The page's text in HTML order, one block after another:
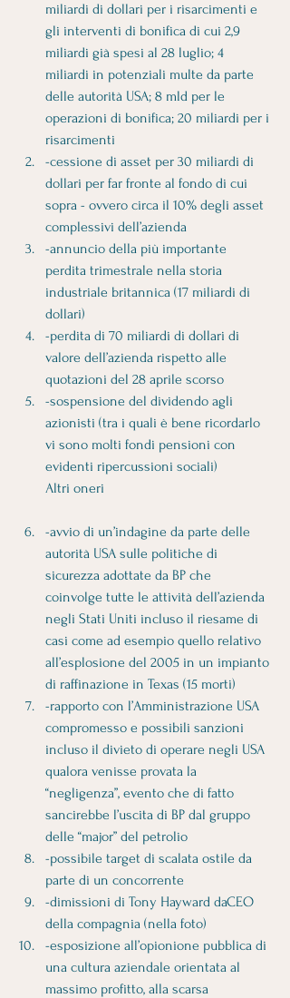
miliardi di dollari per i risarcimenti e
gli interventi di bonifica di cui 2,9
miliardi già spesi al 28 luglio; 4
miliardi in potenziali multe da parte
delle autorità USA; 8 mld per le
operazioni di bonifica; 20 miliardi per i
risarcimenti
-cessione di asset per 30 miliardi di
dollari per far fronte al fondo di cui
sopra - ovvero circa il 10% degli asset
complessivi dell’azienda
-annuncio della più importante
perdita trimestrale nella storia
industriale britannica (17 miliardi di
dollari)
-perdita di 70 miliardi di dollari di
valore dell’azienda rispetto alle
quotazioni del 28 aprile scorso
-sospensione del dividendo agli
azionisti (tra i quali è bene ricordarlo
vi sono molti fondi pensioni con
evidenti ripercussioni sociali)
Altri oneri
-avvio di un’indagine da parte delle
autorità USA sulle politiche di
sicurezza adottate da BP che
coinvolge tutte le attività dell’azienda
negli Stati Uniti incluso il riesame di
casi come ad esempio quello relativo
all’esplosione del 2005 in un impianto
di raffinazione in Texas (15 morti)
-rapporto con l’Amministrazione USA
compromesso e possibili sanzioni
incluso il divieto di operare negli USA
qualora venisse provata la
“negligenza”, evento che di fatto
sancirebbe l’uscita di BP dal gruppo
delle “major” del petrolio
-possibile target di scalata ostile da
parte di un concorrente
-dimissioni di Tony Hayward daCEO
della compagnia (nella foto)
-esposizione all’opionione pubblica di
una cultura aziendale orientata al
massimo profitto, alla scarsa